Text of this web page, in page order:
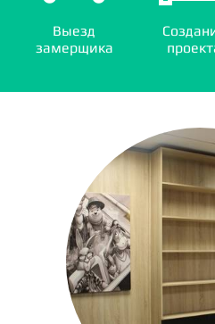
Выезд
замерщика